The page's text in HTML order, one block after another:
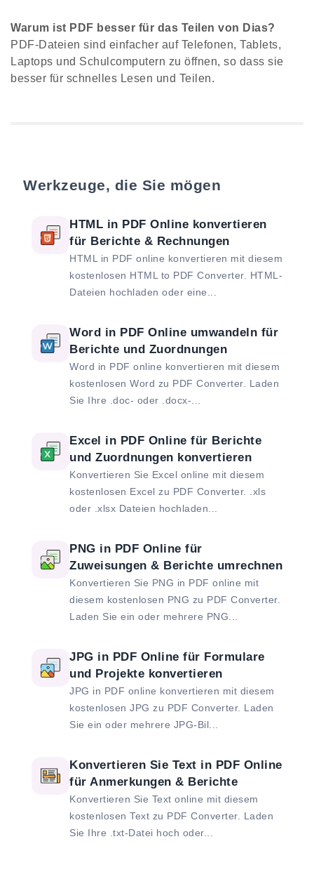
Warum ist PDF besser für das Teilen von Dias?
PDF-Dateien sind einfacher auf Telefonen, Tablets,
Laptops und Schulcomputern zu öffnen, so dass sie
besser für schnelles Lesen und Teilen.
Werkzeuge, die Sie mögen
HTML in PDF Online konvertieren
für Berichte & Rechnungen
HTML in PDF online konvertieren mit diesem
kostenlosen HTML to PDF Converter. HTML-
Dateien hochladen oder eine...
Word in PDF Online umwandeln für
Berichte und Zuordnungen
Word in PDF online konvertieren mit diesem
kostenlosen Word zu PDF Converter. Laden
Sie Ihre .doc- oder .docx-...
Excel in PDF Online für Berichte
und Zuordnungen konvertieren
Konvertieren Sie Excel online mit diesem
kostenlosen Excel zu PDF Converter. .xls
oder .xlsx Dateien hochladen...
PNG in PDF Online für
Zuweisungen & Berichte umrechnen
Konvertieren Sie PNG in PDF online mit
diesem kostenlosen PNG zu PDF Converter.
Laden Sie ein oder mehrere PNG...
JPG in PDF Online für Formulare
und Projekte konvertieren
JPG in PDF online konvertieren mit diesem
kostenlosen JPG zu PDF Converter. Laden
Sie ein oder mehrere JPG-Bil...
Konvertieren Sie Text in PDF Online
für Anmerkungen & Berichte
Konvertieren Sie Text online mit diesem
kostenlosen Text zu PDF Converter. Laden
Sie Ihre .txt-Datei hoch oder...